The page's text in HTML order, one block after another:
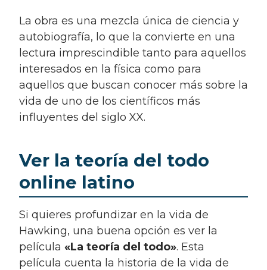
La obra es una mezcla única de ciencia y
autobiografía, lo que la convierte en una
lectura imprescindible tanto para aquellos
interesados en la física como para
aquellos que buscan conocer más sobre la
vida de uno de los científicos más
influyentes del siglo XX.
Ver la teoría del todo
online latino
Si quieres profundizar en la vida de
Hawking, una buena opción es ver la
película «La teoría del todo». Esta
película cuenta la historia de la vida de